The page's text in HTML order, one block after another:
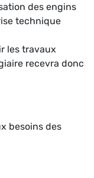
des engins
technique
les travaux
recevra donc
besoins des